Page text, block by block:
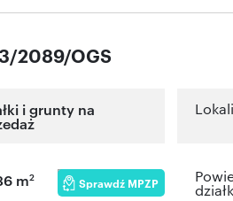
2089/OGS
i grunty na
m2 Sprawdź MPZP